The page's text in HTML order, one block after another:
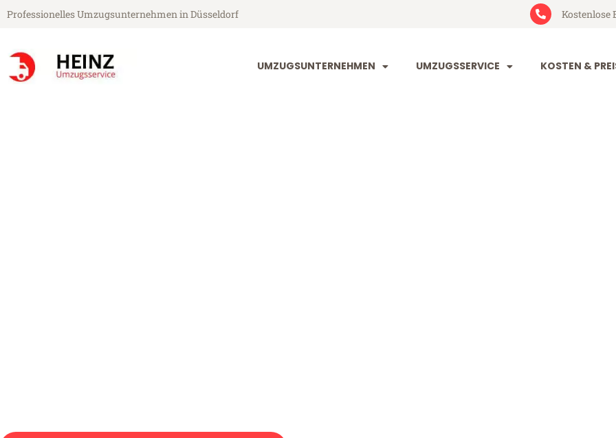
Professionelles Umzugsunternehmen in Düsseldorf Kostenlose
UMZUGSUNTERNEHMEN UMZUGSSERVICE KOSTEN &